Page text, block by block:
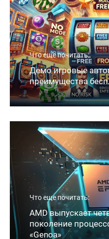
Что еще почитать:
Демо игровые
преимущества
Что еще почитать:
AMD выпускает
поколение
«Genoa»